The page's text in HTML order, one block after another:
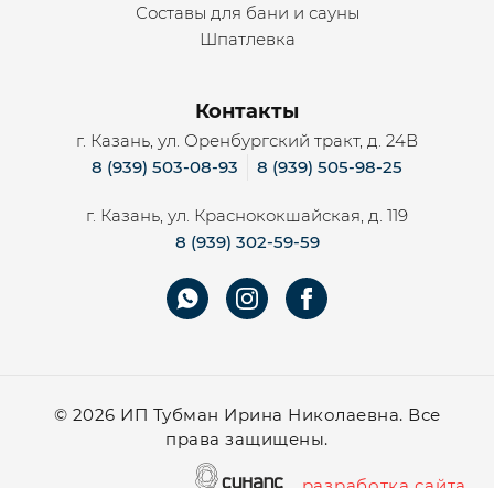
Составы для бани и сауны
Шпатлевка
Контакты
г. Казань, ул. Оренбургский тракт, д. 24В
8 (939) 503-08-93
8 (939) 505-98-25
г. Казань, ул. Краснококшайская, д. 119
8 (939) 302-59-59
© 2026 ИП Тубман Ирина Николаевна. Все
права защищены.